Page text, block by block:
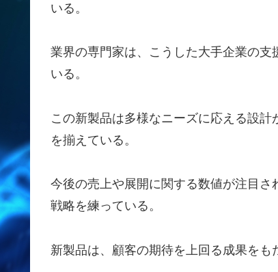
いる。
業界の専門家は、こうした大手企業の
いる。
この新製品は多様なニーズに応える設
を揃えている。
今後の売上や展開に関する数値が注目
戦略を練っている。
新製品は、顧客の期待を上回る成果をも